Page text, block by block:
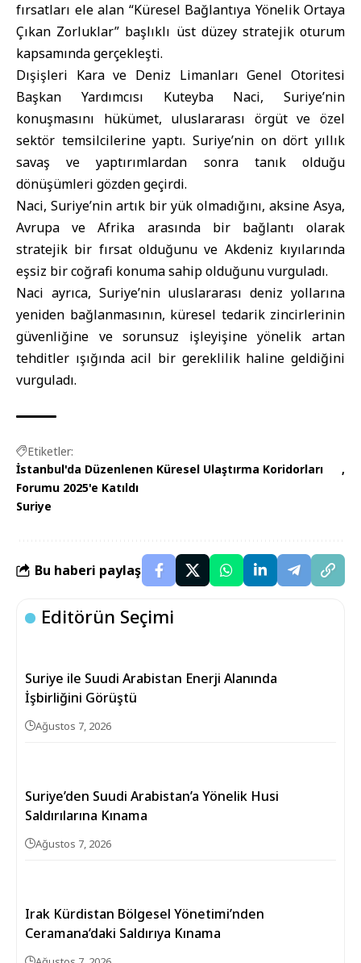
fırsatları ele alan “Küresel Bağlantıya Yönelik Ortaya
Çıkan Zorluklar” başlıklı üst düzey stratejik oturum
kapsamında gerçekleşti.
Dışişleri Kara ve Deniz Limanları Genel Otoritesi
Başkan Yardımcısı Kuteyba Naci, Suriye’nin
konuşmasını hükümet, uluslararası örgüt ve özel
sektör temsilcilerine yaptı. Suriye’nin on dört yıllık
savaş ve yaptırımlardan sonra tanık olduğu
dönüşümleri gözden geçirdi.
Naci, Suriye’nin artık bir yük olmadığını, aksine Asya,
Avrupa ve Afrika arasında bir bağlantı olarak
stratejik bir fırsat olduğunu ve Akdeniz kıyılarında
eşsiz bir coğrafi konuma sahip olduğunu vurguladı.
Naci ayrıca, Suriye’nin uluslararası deniz yollarına
yeniden bağlanmasının, küresel tedarik zincirlerinin
güvenliğine ve sorunsuz işleyişine yönelik artan
tehditler ışığında acil bir gereklilik haline geldiğini
vurguladı.
Etiketler:
İstanbul'da Düzenlenen Küresel Ulaştırma Koridorları
Forumu 2025'e Katıldı
Suriye
Bu haberi paylaş
Editörün Seçimi
Suriye ile Suudi Arabistan Enerji Alanında
İşbirliğini Görüştü
Ağustos 7, 2026
Suriye’den Suudi Arabistan’a Yönelik Husi
Saldırılarına Kınama
Ağustos 7, 2026
Irak Kürdistan Bölgesel Yönetimi’nden
Ceramana’daki Saldırıya Kınama